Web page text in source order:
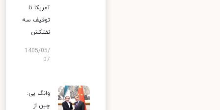
آمریکا تا
توقیف سه
نفتکش
1405/05/
07
وانگ یی:
چین از